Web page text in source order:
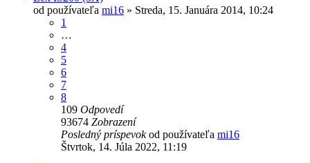
od používateľa mi16 » Streda, 15. Januára 2014, 10:24
1
…
4
5
6
7
8
109 Odpovedí
93674 Zobrazení
Posledný príspevokod používateľa mi16
Štvrtok, 14. Júla 2022, 11:19